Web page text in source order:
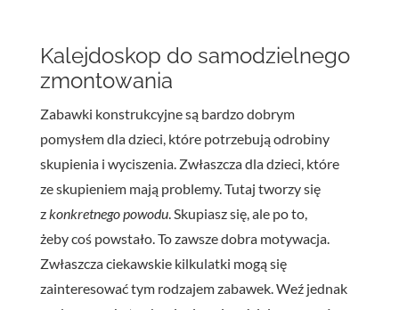
Kalejdoskop do samodzielnego
zmontowania
Zabawki konstrukcyjne są bardzo dobrym
pomysłem dla dzieci, które potrzebują odrobiny
skupienia i wyciszenia. Zwłaszcza dla dzieci, które
ze skupieniem mają problemy. Tutaj tworzy się
zkonkretnego powodu. Skupiasz się, ale po to,
żeby coś powstało. To zawsze dobra motywacja.
Zwłaszcza ciekawskie kilkulatki mogą się
zainteresować tym rodzajem zabawek. Weź jednak